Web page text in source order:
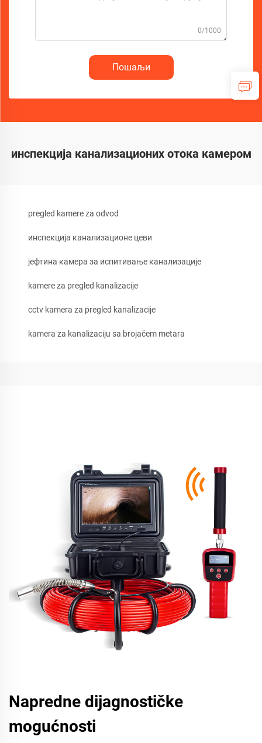
0/1000
Пошаљи
инспекција канализационих отока камером
pregled kamere za odvod
инспекција канализационе цеви
јефтина камера за испитивање канализације
kamere za pregled kanalizacije
cctv kamera za pregled kanalizacije
kamera za kanalizaciju sa brojačem metara
Napredne dijagnostičke
mogućnosti